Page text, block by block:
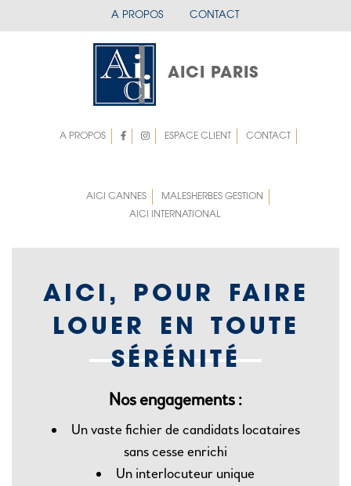
menu A PROPOS CONTACT
AICI PARIS
A PROPOS ESPACE CLIENT CONTACT
AICI CANNES
MALESHERBES GESTION
AICI INTERNATIONAL
AICI, POUR FAIRE
LOUER EN TOUTE
SÉRÉNITÉ
Nos engagements :
Un vaste fichier de candidats locataires
sans cesse enrichi
Un interlocuteur unique